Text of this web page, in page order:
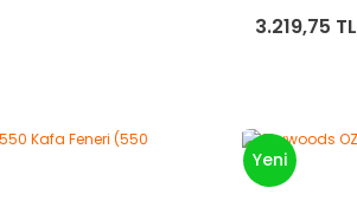
3.219,75 TL
Yeni